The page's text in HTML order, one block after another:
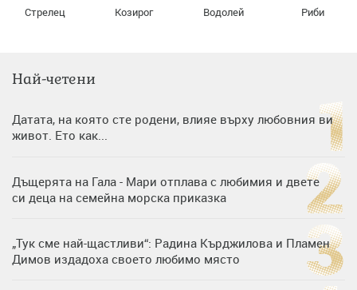
Стрелец Козирог Водолей Риби
Най-четени
Датата, на която сте родени, влияе върху любовния ви
живот. Ето как...
Дъщерята на Гала - Мари отплава с любимия и двете
си деца на семейна морска приказка
„Тук сме най-щастливи“: Радина Кърджилова и Пламен
Димов издадоха своето любимо място